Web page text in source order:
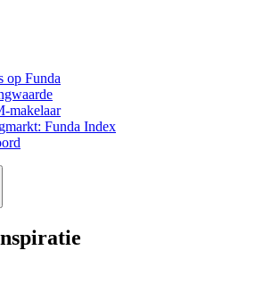
op Funda
makelaar
Funda Index